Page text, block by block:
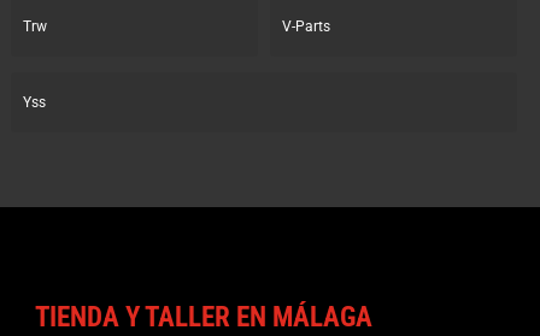
Trw V-Parts
Yss
TIENDA Y TALLER EN MÁLAGA